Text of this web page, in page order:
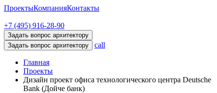
ПроектыКомпанияКонтакты
+7 (495) 916-28-90
Задать вопрос архитектору
Задать вопрос архитектору
call
Главная
Проекты
Дизайн проект офиса технологического центра Deutsche
Bank (Дойче банк)